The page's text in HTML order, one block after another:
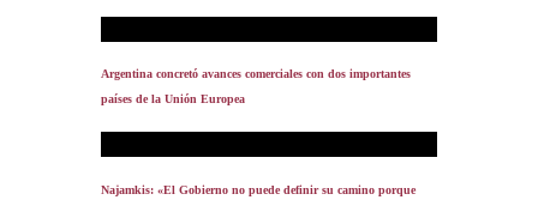
Argentina concretó avances comerciales con dos importantes
países de la Unión Europea
Najamkis: «El Gobierno no puede definir su camino porque